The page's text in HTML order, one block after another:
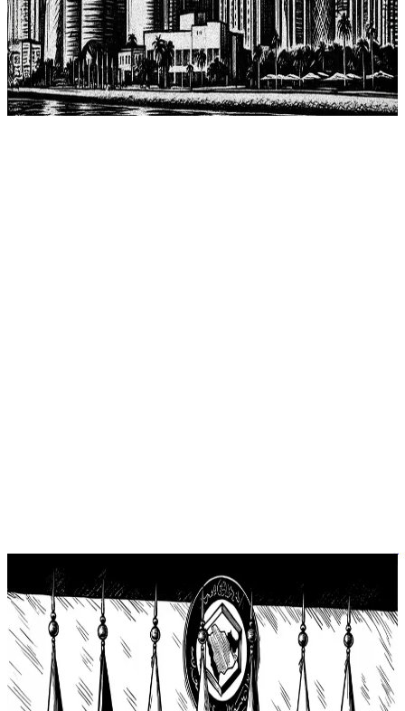
في لحظة فارقة من تاريخ التعاون الخليجي، تتهيأ ست دول على
ضفاف الخليج العربي لفتح بوابة سَفر موحدة، ليس فقط لتسهيل
التنقل، بل لإعادة تعريف السياحة، وتعزيز التكامل، ورسم ملامح
مرحلة جديدة من الانفتاح والاندماج. تأشيرة الجولات الكبرى الخليجية
أو ما بات يُعرف إعلامياً بـالشنغن الخليجي، ليست مجرد مبادرة
إدارية لتسهيل دخول الزوار، بل هي […]